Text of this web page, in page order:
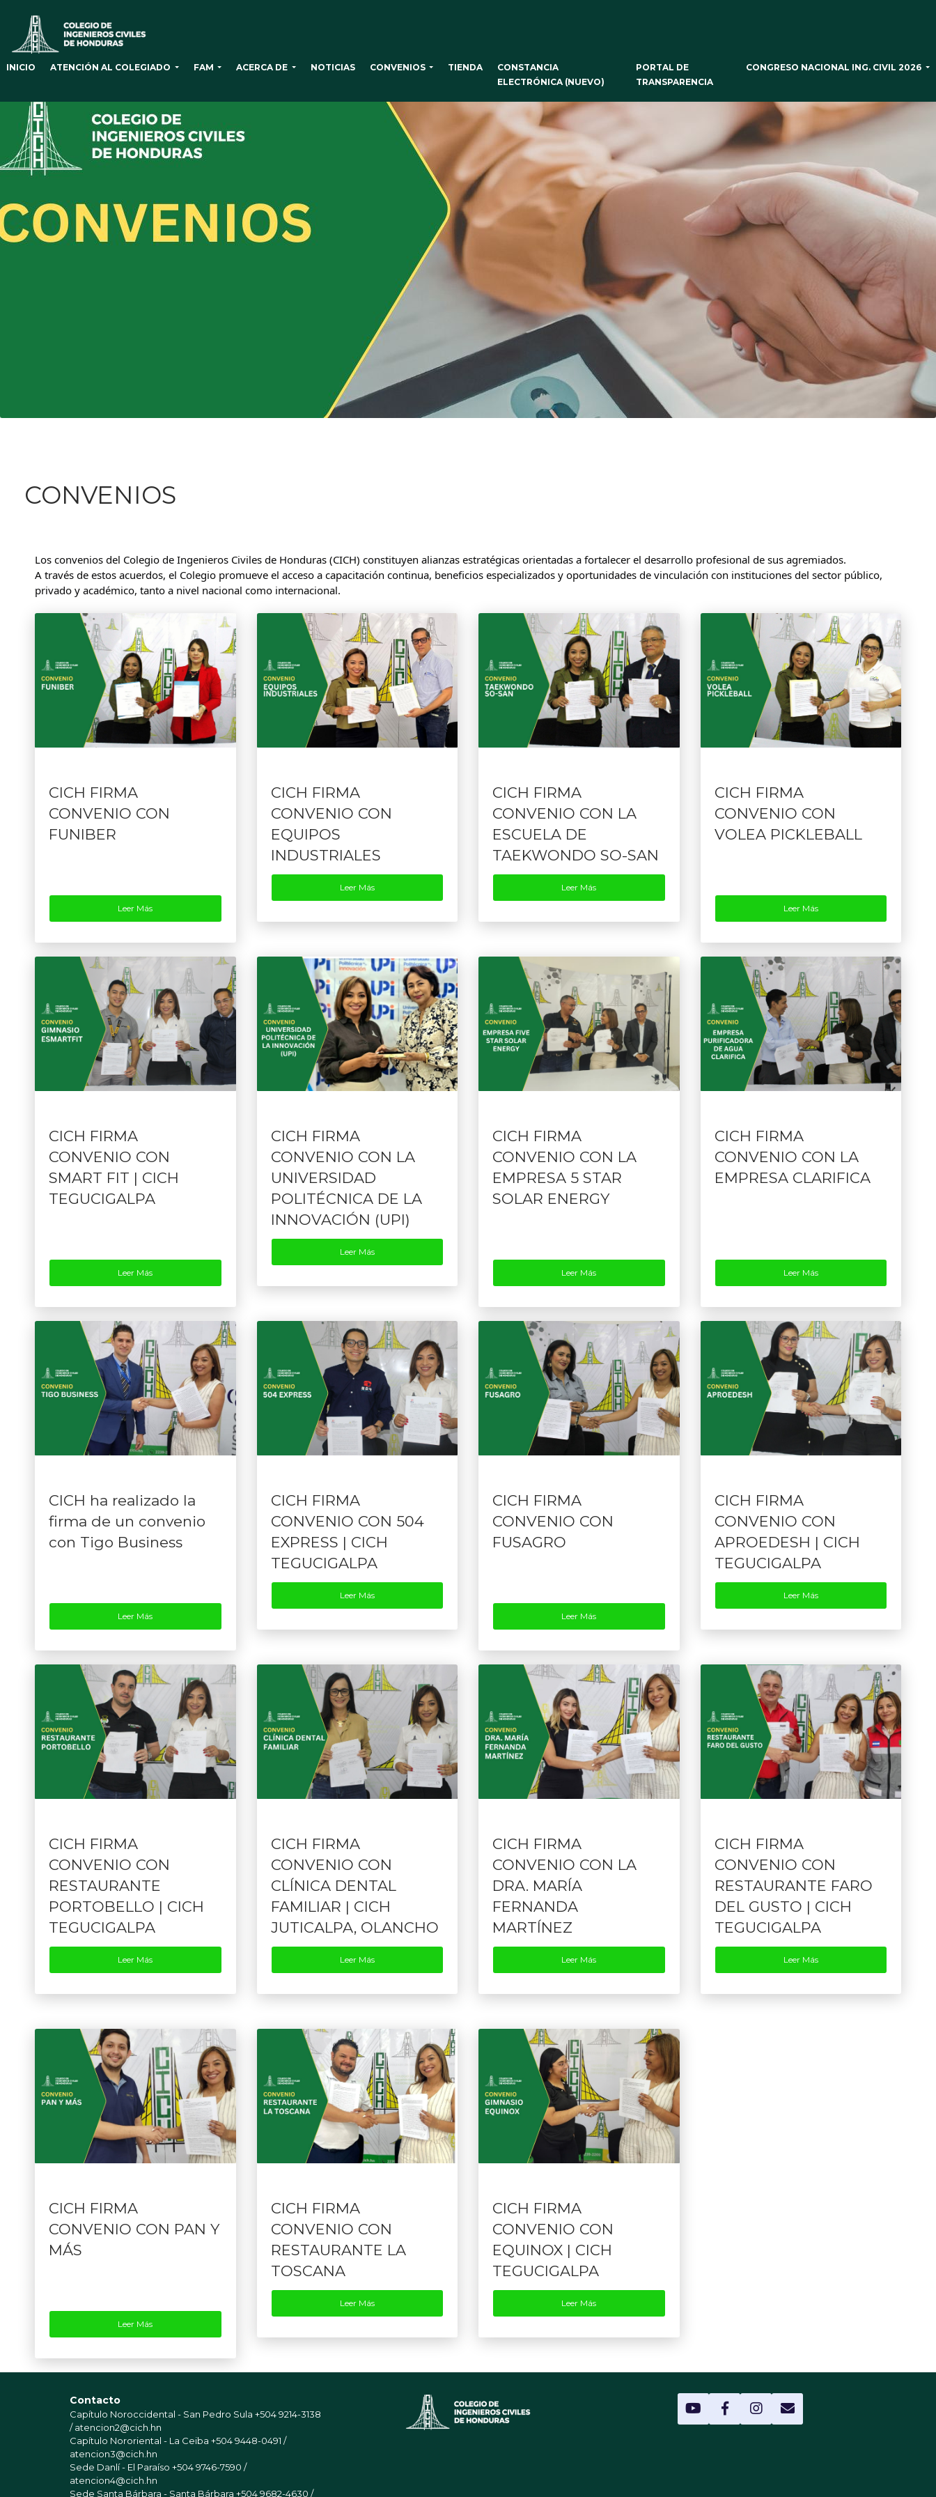
INICIO ATENCIÓN AL COLEGIADO FAM ACERCA DE NOTICIAS CONVENIOS TIENDA
CONSTANCIA
ELECTRÓNICA (NUEVO)
PORTAL DE
TRANSPARENCIA
CONGRESO NACIONAL ING. CIVIL 2026
CONVENIOS
Los convenios del Colegio de Ingenieros Civiles de Honduras (CICH) constituyen alianzas estratégicas orientadas a fortalecer el desarrollo profesional de sus agremiados.
A través de estos acuerdos, el Colegio promueve el acceso a capacitación continua, beneficios especializados y oportunidades de vinculación con instituciones del sector público,
privado y académico, tanto a nivel nacional como internacional.
CICH FIRMA
CONVENIO CON
FUNIBER
Leer Más
CICH FIRMA
CONVENIO CON
EQUIPOS
INDUSTRIALES
Leer Más
CICH FIRMA
CONVENIO CON LA
ESCUELA DE
TAEKWONDO SO-SAN
Leer Más
CICH FIRMA
CONVENIO CON
VOLEA PICKLEBALL
Leer Más
CICH FIRMA
CONVENIO CON
SMART FIT | CICH
TEGUCIGALPA
Leer Más
CICH FIRMA
CONVENIO CON LA
UNIVERSIDAD
POLITÉCNICA DE LA
INNOVACIÓN (UPI)
Leer Más
CICH FIRMA
CONVENIO CON LA
EMPRESA 5 STAR
SOLAR ENERGY
Leer Más
CICH FIRMA
CONVENIO CON LA
EMPRESA CLARIFICA
Leer Más
CICH ha realizado la
firma de un convenio
con Tigo Business
Leer Más
CICH FIRMA
CONVENIO CON 504
EXPRESS | CICH
TEGUCIGALPA
Leer Más
CICH FIRMA
CONVENIO CON
FUSAGRO
Leer Más
CICH FIRMA
CONVENIO CON
APROEDESH | CICH
TEGUCIGALPA
Leer Más
CICH FIRMA
CONVENIO CON
RESTAURANTE
PORTOBELLO | CICH
TEGUCIGALPA
Leer Más
CICH FIRMA
CONVENIO CON
CLÍNICA DENTAL
FAMILIAR | CICH
JUTICALPA, OLANCHO
Leer Más
CICH FIRMA
CONVENIO CON LA
DRA. MARÍA
FERNANDA
MARTÍNEZ
Leer Más
CICH FIRMA
CONVENIO CON
RESTAURANTE FARO
DEL GUSTO | CICH
TEGUCIGALPA
Leer Más
CICH FIRMA
CONVENIO CON PAN Y
MÁS
Leer Más
CICH FIRMA
CONVENIO CON
RESTAURANTE LA
TOSCANA
Leer Más
CICH FIRMA
CONVENIO CON
EQUINOX | CICH
TEGUCIGALPA
Leer Más
Contacto
Capítulo Noroccidental - San Pedro Sula +504 9214-3138
/ atencion2@cich.hn
Capítulo Nororiental - La Ceiba +504 9448-0491 /
atencion3@cich.hn
Sede Danlí - El Paraíso +504 9746-7590 /
atencion4@cich.hn
Sede Santa Bárbara - Santa Bárbara +504 9682-4630 /